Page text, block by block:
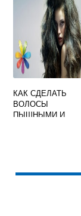
КАК СДЕЛАТЬ
ВОЛОСЫ
ПЫШНЫМИ И